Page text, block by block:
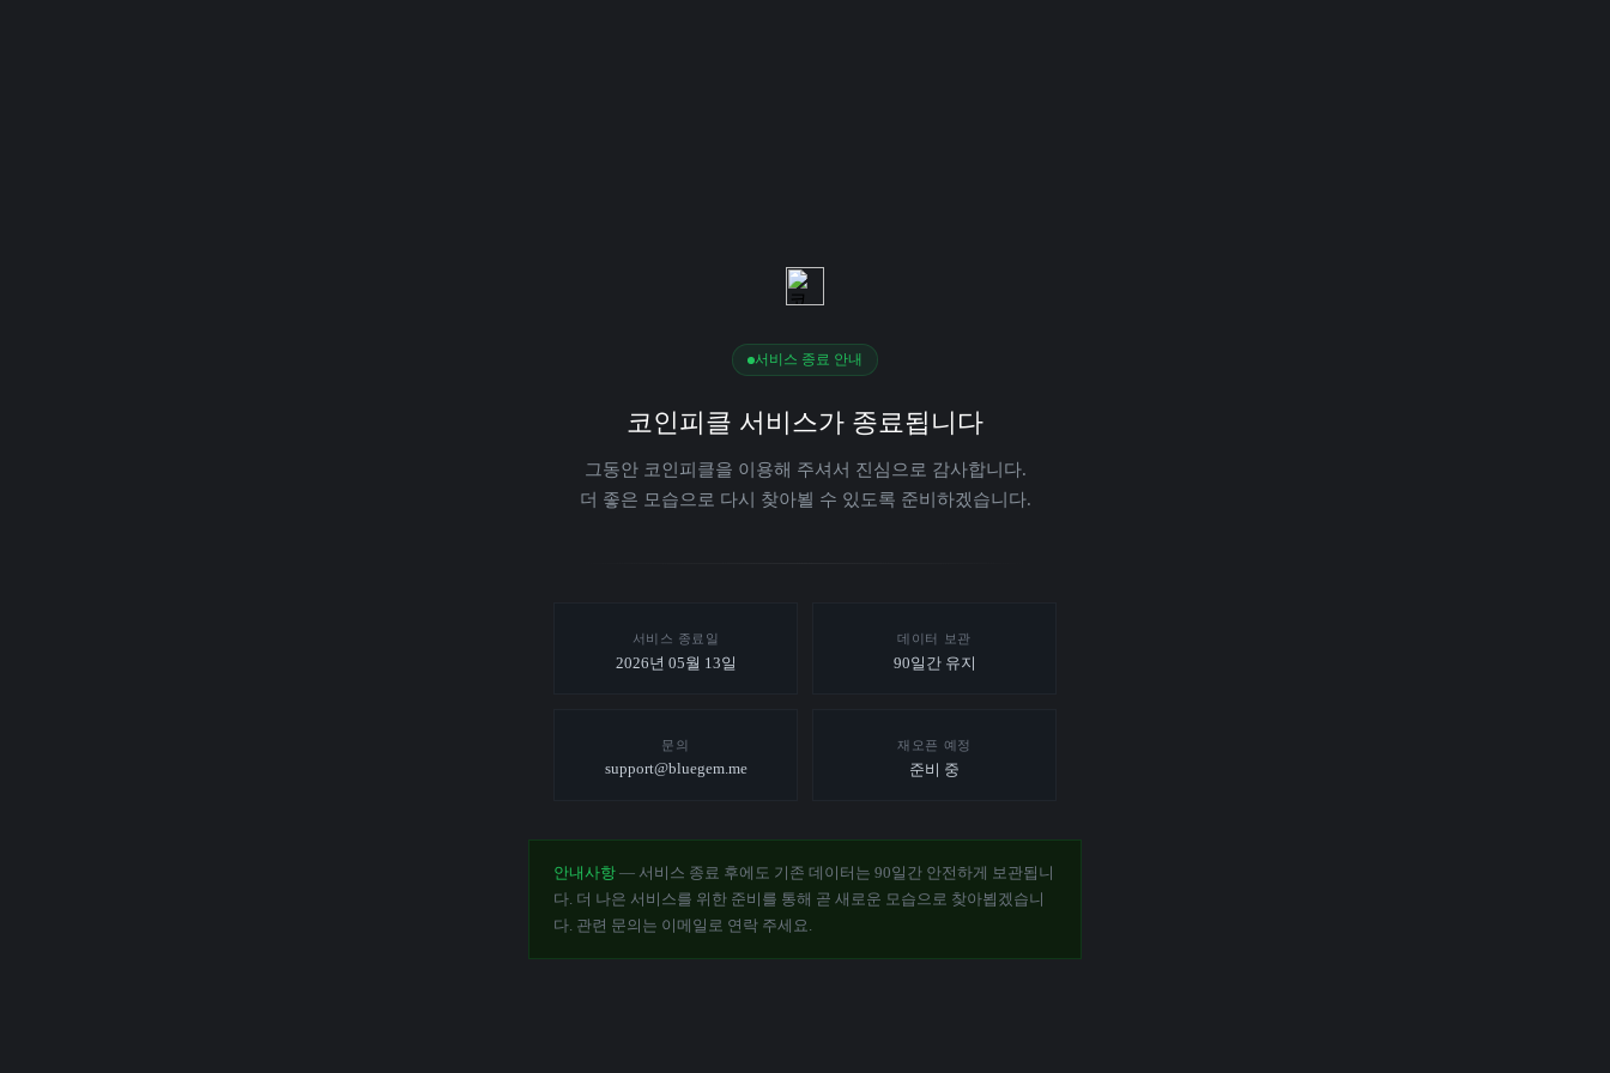
서비스 종료 안내
코인피클 서비스가 종료됩니다
그동안 코인피클을 이용해 주셔서 진심으로 감사합니다.
더 좋은 모습으로 다시 찾아뵐 수 있도록 준비하겠습니다.
서비스 종료일
2026년 05월 13일
데이터 보관
90일간 유지
문의
support@bluegem.me
재오픈 예정
준비 중
안내사항 — 서비스 종료 후에도 기존 데이터는 90일간 안전하게 보관됩니
다. 더 나은 서비스를 위한 준비를 통해 곧 새로운 모습으로 찾아뵙겠습니
다. 관련 문의는 이메일로 연락 주세요.